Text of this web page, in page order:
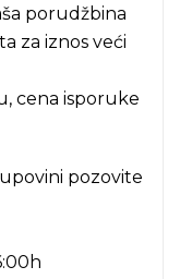
porudžbina
za iznos veći
cena isporuke
pozovite